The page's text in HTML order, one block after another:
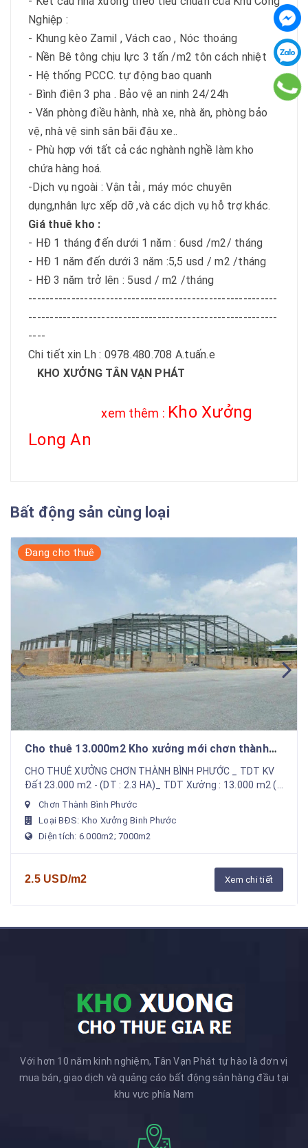
Nghiệp :
- Khung kèo Zamil , Vách cao , Nóc thoáng
- Nền Bê tông chịu lực 3 tấn /m2 tôn cách nhiệt
- Hệ thống PCCC. tự động bao quanh
- Bình điện 3 pha . Bảo vệ an ninh 24/24h
- Văn phòng điều hành, nhà xe, nhà ăn, phòng bảo
vệ, nhà vệ sinh sân bãi đậu xe..
- Phù hợp với tất cả các nghành nghề làm kho
chứa hàng hoá.
-Dịch vụ ngoài : Vận tải , máy móc chuyên
dụng,nhân lực xếp dỡ ,và các dịch vụ hỗ trợ khác.
Giá thuê kho :
- HĐ 1 tháng đến dưới 1 năm : 6usd /m2/ tháng
- HĐ 1 năm đến dưới 3 năm :5,5 usd / m2 /tháng
- HĐ 3 năm trở lên : 5usd / m2 /tháng
----------------------------------------------------------
----------------------------------------------------------
----
Chi tiết xin Lh : 0978.480.708 A.tuấn.e
KHO XƯỞNG TÂN VẠN PHÁT
xem thêm : Kho Xưởng
Long An
Bất động sản cùng loại
Đang cho thuê
Cho thuê 13.000m2 Kho xưởng mới chơn thành
bình phước . Gía rẻ cạnh tranh
CHO THUÊ XƯỞNG CHƠN THÀNH BÌNH PHƯỚC _ TDT KV
Đất 23.000 m2 - (DT : 2.3 HA)_ TDT Xưởng : 13.000 m2 (
6000 +7000 )_ CÓ CHO THUÊ RIÊNG LẺ MỘT NỮA_ VP
Chơn Thành Bình Phước
Loại BĐS: Kho Xưởng Binh Phước
Diện tích: 6.000m2; 7000m2
2.5 USD/m2 Xem chi tiết
Với hơn 10 năm kinh nghiệm, Tân Vạn Phát tự hào là đơn vị
mua bán, giao dịch và quảng cáo bất động sản hàng đầu tại
khu vực phía Nam